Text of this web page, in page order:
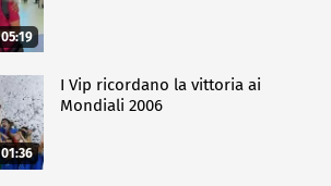
05:19
01:36
I Vip ricordano la vittoria ai
Mondiali 2006